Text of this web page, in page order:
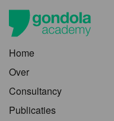
Home
Over
Consultancy
Publicaties